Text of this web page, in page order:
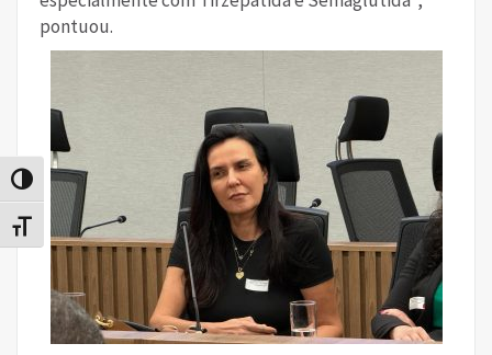
Alternar alto contraste
Alternar tamanho da fonte
pontuou.